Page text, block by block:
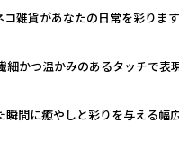
コ雑貨があなたの日常を彩ります
かつ温かみのあるタッチで表
間に癒やしと彩りを与える幅